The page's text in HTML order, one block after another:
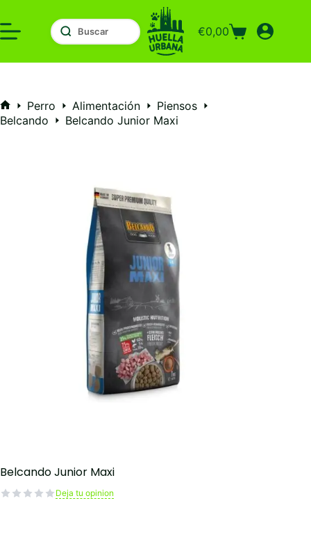
al
contenido
Carro
compra
€0,00
Inicio
Perro Alimentación
Piensos
Belcando
Belcando Junior Maxi
Belcando Junior Maxi
Deja tu opinion